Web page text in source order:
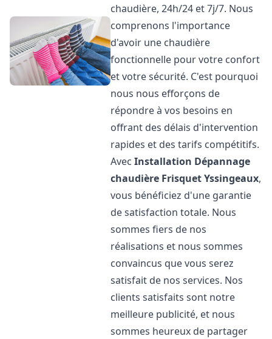
chaudière, 24h/24 et 7j/7. Nous
comprenons l'importance
d'avoir une chaudière
fonctionnelle pour votre confort
et votre sécurité. C'est pourquoi
nous nous efforçons de
répondre à vos besoins en
offrant des délais d'intervention
rapides et des tarifs compétitifs.
AvecInstallation Dépannage
chaudière FrisquetYssingeaux,
vous bénéficiez d'une garantie
de satisfaction totale. Nous
sommes fiers de nos
réalisations et nous sommes
convaincus que vous serez
satisfait de nos services. Nos
clients satisfaits sont notre
meilleure publicité, et nous
sommes heureux de partager